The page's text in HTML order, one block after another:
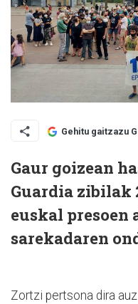
Gehitu gaitzazu
Gaur goizean
Guardia zibilak
euskal presoen
sarekadaren
Zortzi pertsona dira